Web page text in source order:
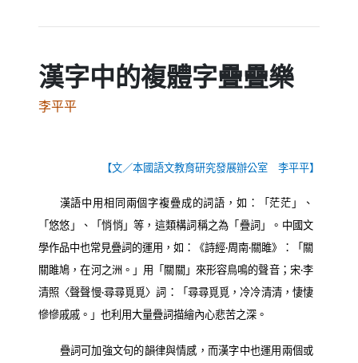
漢字中的複體字疊疊樂
李平平
【文／本國語文教育研究發展辦公室 李平平】
漢語中用相同兩個字複疊成的詞語，如：「茫茫」、
「悠悠」、「悄悄」等，這類構詞稱之為「疊詞」。中國文
學作品中也常見疊詞的運用，如：《詩經‧周南‧關雎》：「關
關雎鳩，在河之洲。」用「關關」來形容鳥鳴的聲音；宋‧李
清照〈聲聲慢‧尋尋覓覓〉詞：「尋尋覓覓，冷冷清清，悽悽
慘慘戚戚。」也利用大量疊詞描繪內心悲苦之深。
疊詞可加強文句的韻律與情感，而漢字中也運用兩個或